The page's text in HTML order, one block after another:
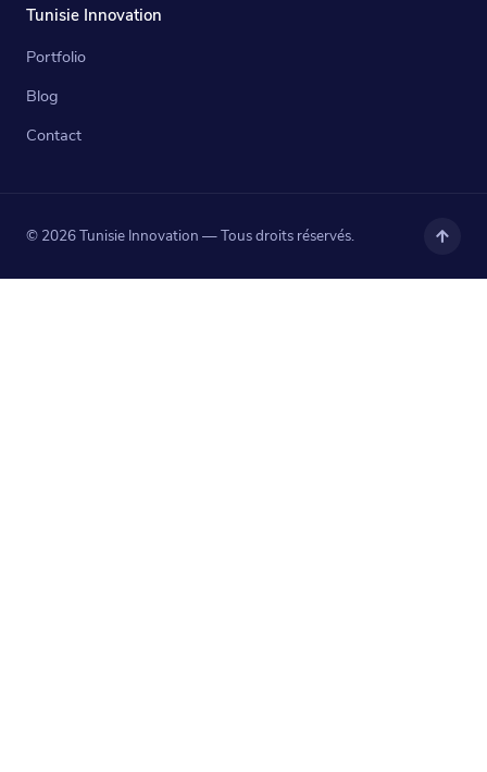
Tunisie Innovation
Portfolio
Blog
Contact
© 2026 Tunisie Innovation — Tous droits réservés.
Haut